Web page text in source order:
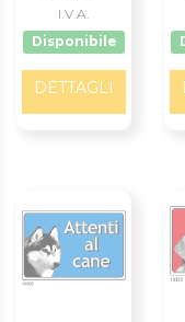
I.V.A.
Disponibile
DETTAGLI